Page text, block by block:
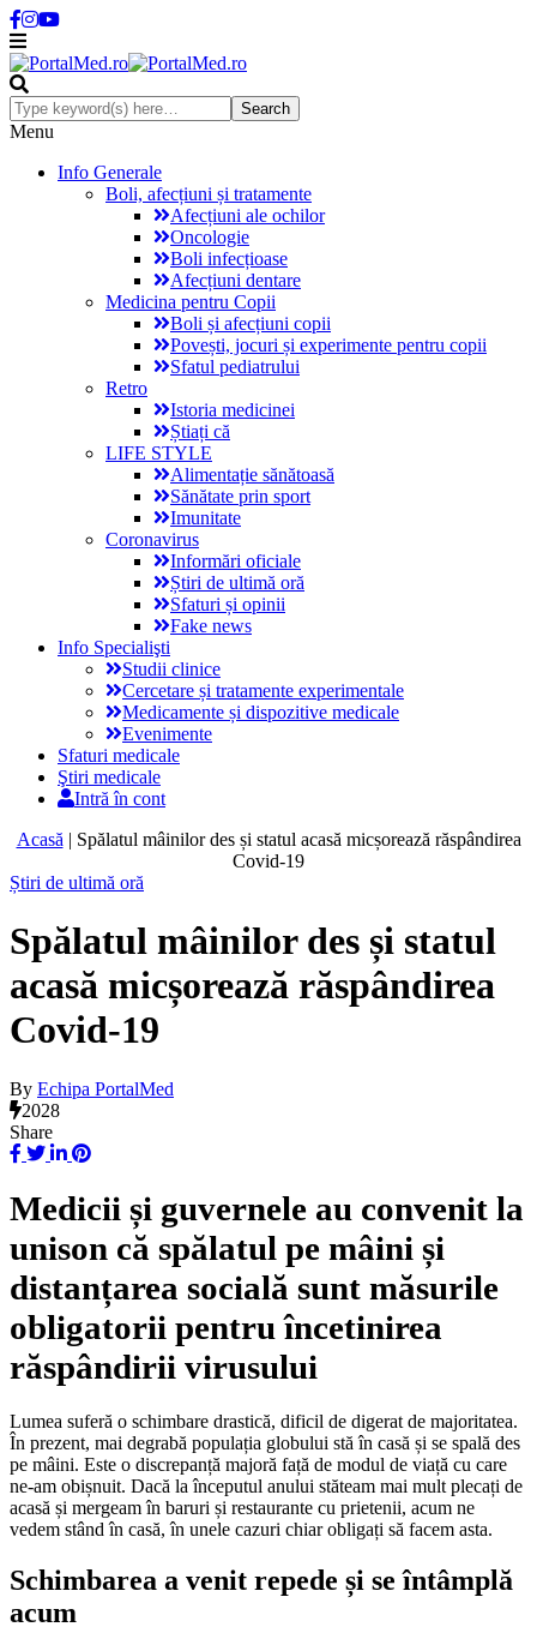
Menu
Info Generale
Boli, afecțiuni și tratamente
Afecțiuni ale ochilor
Oncologie
Boli infecțioase
Afecțiuni dentare
Medicina pentru Copii
Boli și afecțiuni copii
Povești, jocuri și experimente pentru copii
Sfatul pediatrului
Retro
Istoria medicinei
Știați că
LIFE STYLE
Alimentație sănătoasă
Sănătate prin sport
Imunitate
Coronavirus
Informări oficiale
Știri de ultimă oră
Sfaturi și opinii
Fake news
Info Specialişti
Studii clinice
Cercetare și tratamente experimentale
Medicamente și dispozitive medicale
Evenimente
Sfaturi medicale
Ştiri medicale
Intră în cont
Acasă | Spălatul mâinilor des și statul acasă micșorează răspândirea
Covid-19
Știri de ultimă oră
Spălatul mâinilor des și statul
acasă micșorează răspândirea
Covid-19
By Echipa PortalMed
2028
Share
Medicii și guvernele au convenit la
unison că spălatul pe mâini și
distanțarea socială sunt măsurile
obligatorii pentru încetinirea
răspândirii virusului
Lumea suferă o schimbare drastică, dificil de digerat de majoritatea.
În prezent, mai degrabă populația globului stă în casă și se spală des
pe mâini. Este o discrepanță majoră față de modul de viață cu care
ne-am obișnuit. Dacă la începutul anului stăteam mai mult plecați de
acasă și mergeam în baruri și restaurante cu prietenii, acum ne
vedem stând în casă, în unele cazuri chiar obligați să facem asta.
Schimbarea a venit repede și se întâmplă
acum